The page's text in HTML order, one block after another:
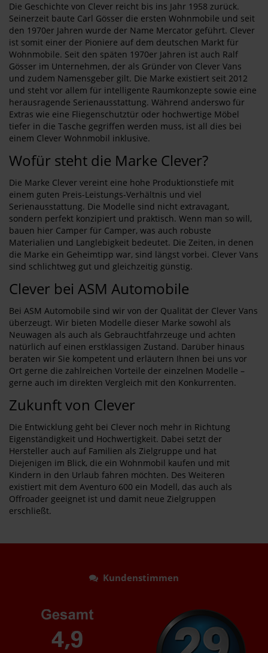
Die Geschichte von Clever reicht bis ins Jahr 1958 zurück.
Seinerzeit baute Carl Gösser die ersten Wohnmobile und seit
den 1970er Jahren wurde der Name Mercator geführt. Clever
ist somit einer der Pioniere auf dem deutschen Markt für
Wohnmobile. Seit den späten 1970er Jahren ist auch Ralf
Gösser im Unternehmen, der als Gründer von Clever Vans
und zudem Namensgeber gilt. Die Marke existiert seit 2012
und steht vor allem für intelligente Raumkonzepte sowie eine
herausragende Serienausstattung. Während anderswo für
Extras wie eine Fliegenschutztür oder hochwertige Möbel
tiefer in die Tasche gegriffen werden muss, ist all dies bei
einem Clever Wohnmobil inklusive.
Wofür steht die Marke Clever?
Die Marke Clever vereint eine hohe Produktionstiefe mit
einem guten Preis-Leistungs-Verhältnis und viel
Serienausstattung. Die Modelle sind nicht extravagant,
sondern perfekt konzipiert und praktisch. Wenn man so will,
bauen hier Camper für Camper, was auch robuste
Materialien und Langlebigkeit bedeutet. Die Zeiten, in denen
die Marke ein Geheimtipp war, sind längst vorbei. Clever Vans
sind schlichtweg gut und gleichzeitig günstig.
Clever bei ASM Automobile
Bei ASM Automobile sind wir von der Qualität der Clever Vans
überzeugt. Wir bieten Modelle dieser Marke sowohl als
Neuwagen als auch als Gebrauchtfahrzeuge und achten
natürlich auf einen erstklassigen Zustand. Darüber hinaus
beraten wir Sie kompetent und erläutern Ihnen bei uns vor
Ort gerne die zahlreichen Vorteile der einzelnen Modelle –
gerne auch im direkten Vergleich mit den Konkurrenten.
Zukunft von Clever
Die Entwicklung geht bei Clever noch mehr in Richtung
Eigenständigkeit und Hochwertigkeit. Dabei setzt der
Hersteller auch auf Familien als Zielgruppe und hat
Diejenigen im Blick, die ein Wohnmobil kaufen und mit
Kindern in den Urlaub fahren möchten. Des Weiteren
existiert mit dem Aventuro 600 ein Modell, das auch als
Offroader geeignet ist und damit neue Zielgruppen
erschließt.
Kundenstimmen